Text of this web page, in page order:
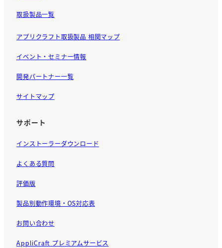
取扱製品一覧
アプリクラフト取扱製品 相関マップ
イベント・セミナー情報
開発パートナー一覧
サイトマップ
サポート
インストーラーダウンロード
よくある質問
評価版
製品別動作環境・OS対応表
お問い合わせ
AppliCraft プレミアムサービス